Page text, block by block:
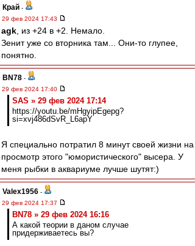
Край -
29 фев 2024 17:43
agk , из +24 в +2. Немало.
Зенит уже со вторника там... Они-то глупее,
понятно.
BN78 -
29 фев 2024 17:40
SAS » 29 фев 2024 17:14
https://youtu.be/mHgyipEgepg?
si=xvj486dSvR_L6apY
Я специально потратил 8 минут своей жизни на
просмотр этого "юмористического" высера. У
меня рыбки в аквариуме лучше шутят:)
Valex1956 -
29 фев 2024 17:37
BN78 » 29 фев 2024 16:16
А какой теории в даном случае
придерживаетесь вы?